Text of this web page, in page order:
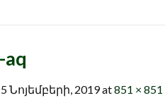
Նոյեմբերի, 2019at851 × 851